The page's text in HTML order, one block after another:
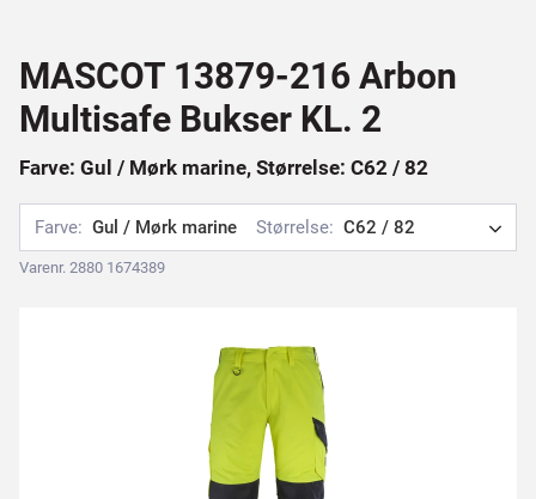
MASCOT 13879-216 Arbon
Multisafe Bukser KL. 2
Farve: Gul / Mørk marine, Størrelse: C62 / 82
Farve: Gul / Mørk marine Størrelse: C62 / 82
Varenr. 2880 1674389